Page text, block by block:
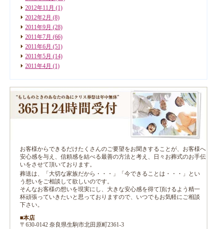
2012年11月 (1)
2012年2月 (8)
2011年9月 (28)
2011年7月 (66)
2011年6月 (51)
2011年5月 (14)
2011年4月 (1)
お客様からできるだけたくさんのご要望をお聞きすることが、お客様へ
安心感を与え、信頼感を結べる最善の方法と考え、日々お葬式のお手伝
いをさせて頂いております。
葬送は、「大切な家族だから・・・」「今できることは・・・」とい
う想いをご相談して欲しいのです。
そんなお客様の想いを現実にし、大きな安心感を得て頂けるよう精一
杯頑張っていきたいと思っておりますので、いつでもお気軽にご相談
下さい。
■本店
〒630-0142 奈良県生駒市北田原町2361-3